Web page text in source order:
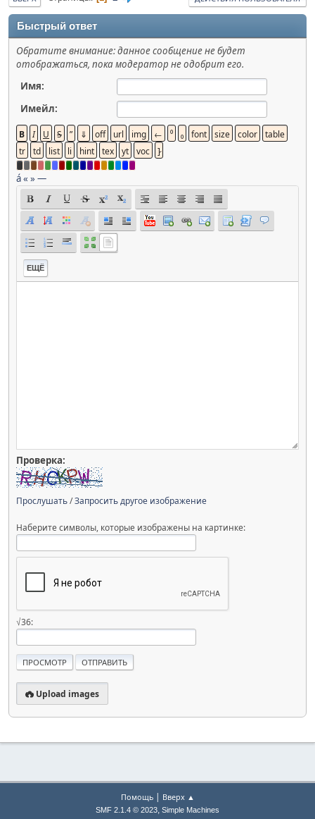
Быстрый ответ
Обратите внимание: данное сообщение не будет
отображаться, пока модератор не одобрит его.
Имя:
Имейл:
á« »—
ЕЩЁ
Проверка:
Прослушать/Запросить другое изображение
Наберите символы, которые изображены на картинке:
√36:
Upload images
Помощь| Вверх ▲
SMF 2.1.4 © 2023, Simple Machines